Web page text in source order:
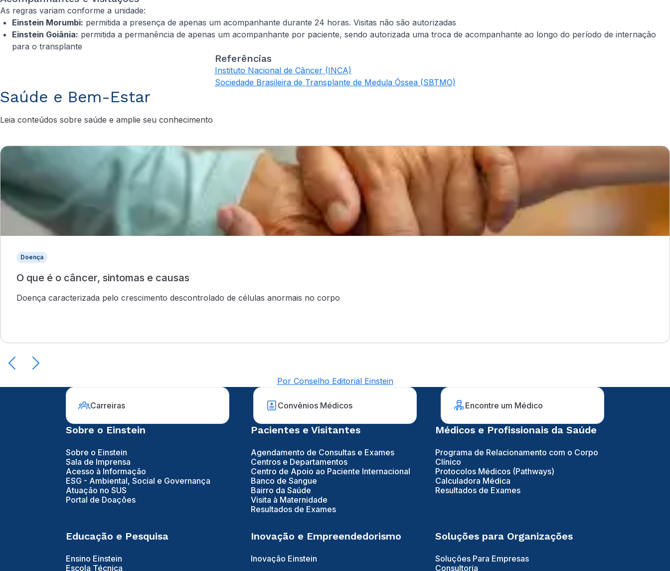
As regras variam conforme a unidade:
Einstein Morumbi: permitida a presença de apenas um acompanhante durante 24 horas. Visitas não são autorizadas
Einstein Goiânia: permitida a permanência de apenas um acompanhante por paciente, sendo autorizada uma troca de acompanhante ao longo do período de internação
para o transplante
Referências
Instituto Nacional de Câncer (INCA)
Sociedade Brasileira de Transplante de Medula Óssea (SBTMO)
Saúde e Bem-Estar
Leia conteúdos sobre saúde e amplie seu conhecimento
Doença
O que é o câncer, sintomas e causas
Doença caracterizada pelo crescimento descontrolado de células anormais no corpo
Por Conselho Editorial Einstein
Carreiras Convênios Médicos Encontre um Médico
Sobre o Einstein
Sobre o Einstein
Sala de Imprensa
Acesso à Informação
ESG - Ambiental, Social e Governança
Atuação no SUS
Portal de Doações
Pacientes e Visitantes
Agendamento de Consultas e Exames
Centros e Departamentos
Centro de Apoio ao Paciente Internacional
Banco de Sangue
Bairro da Saúde
Visita à Maternidade
Resultados de Exames
Médicos e Profissionais da Saúde
Programa de Relacionamento com o Corpo
Clínico
Protocolos Médicos (Pathways)
Calculadora Médica
Resultados de Exames
Educação e Pesquisa
Ensino Einstein
Escola Técnica
Inovação e Empreendedorismo
Inovação Einstein
Soluções para Organizações
Soluções Para Empresas
Consultoria